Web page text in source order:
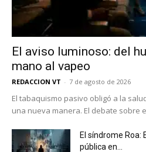
El aviso luminoso: del
mano al vapeo
REDACCION VT - 7 de agosto de 2026
El tabaquismo pasivo obligó a la
una nueva manera. El debate sobre
El síndrome Roa:
pública en...